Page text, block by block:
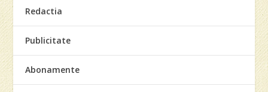
Redactia
Publicitate
Abonamente